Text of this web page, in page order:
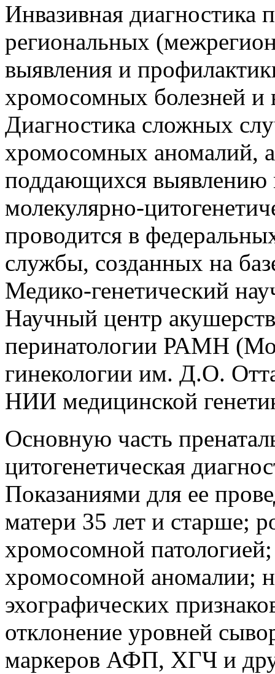
Инвазивная диагностика
региональных
выявления и
хромосомных болезней и
Диагностика сложных
хромосомных аномалий,
поддающихся выявлению
молекулярно-
проводится в
службы, созданных на
Медико-генетический
Научный центр
перинатологии РАМН
гинекологии им. Д.О.
НИИ медицинской
Основную часть
цитогенетическая
Показаниями для ее
матери 35 лет и старше;
хромосомной
хромосомной аномалии;
эхографических
отклонение уровней
маркеров АФП, ХГЧ и